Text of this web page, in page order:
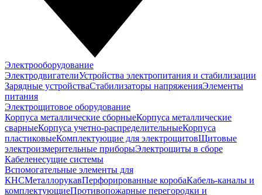
Электрооборудование
ЭлектродвигателиУстройства электропитания и стабилизации
Зарядные устройстваСтабилизаторы напряженияЭлементы
питания
Электрощитовое оборудование
Корпуса металлические сборныеКорпуса металлические
сварныеКорпуса учетно-распределительныеКорпуса
пластиковыеКомплектующие для электрощитовЩитовые
электроизмерительные приборыЭлектрощиты в сборе
Кабеленесущие системы
Вспомогательные элементы для
КНСМеталлорукавПерфорированные коробаКабель-каналы и
комплектующиеПротивопожарные перегородки и